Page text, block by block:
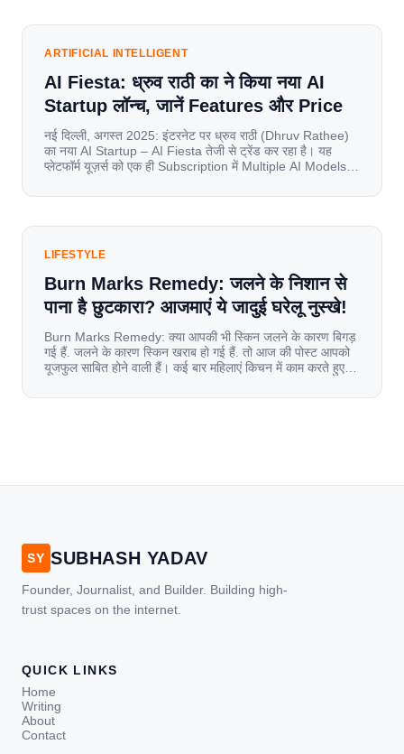
has become a mobile-first market where consumers
ARTIFICIAL INTELLIGENT
AI Fiesta: ध्रुव राठी का ने किया नया AI
Startup लॉन्च, जानें Features और Price
नई दिल्ली, अगस्त 2025: इंटरनेट पर ध्रुव राठी (Dhruv Rathee)
का नया AI Startup – AI Fiesta तेजी से ट्रेंड कर रहा है। यह
प्लेटफॉर्म यूज़र्स को एक ही Subscription में Multiple AI Models
यूज़र्स का जबरदस्त रिस्पॉन्स लॉन्च के तुरंत […]
LIFESTYLE
Burn Marks Remedy: जलने के निशान से
पाना है छुटकारा? आजमाएं ये जादुई घरेलू नुस्खे!
Burn Marks Remedy: क्या आपकी भी स्किन जलने के कारण बिगड़
गई हैं. जलने के कारण स्किन खराब हो गई हैं. तो आज की पोस्ट आपको
यूजफुल साबित होने वाली हैं। कई बार महिलाएं किचन में काम करते हुए
[…]
SY SUBHASH YADAV
Founder, Journalist, and Builder. Building high-
trust spaces on the internet.
QUICK LINKS
Home
Writing
About
Contact